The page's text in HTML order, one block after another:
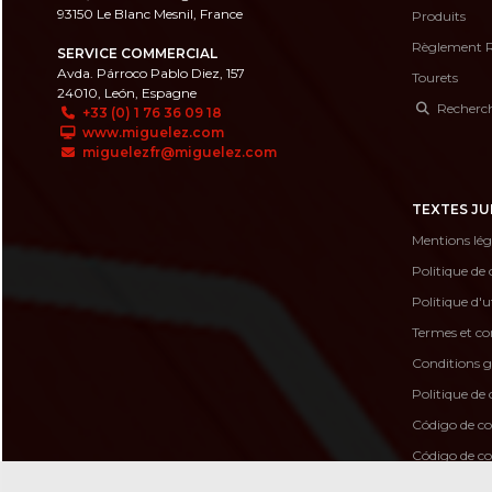
93150 Le Blanc Mesnil, France
SERVICE COMMERCIAL
Avda. Párroco Pablo Diez, 157
24010, León, Espagne
+33 (0) 1 76 36 09 18
www.miguelez.com
miguelezfr@miguelez.com
Produits
Règlement
Tourets
TEXTES
Mentions
Politique de
Politique
Termes et
Conditions
Politique de
Código de
Código de